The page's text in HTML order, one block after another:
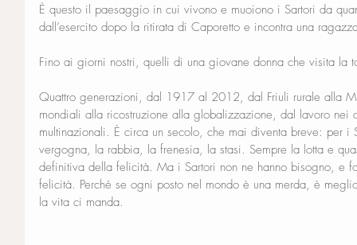
È questo il paesaggio in cui vivono e muoiono i Sartori da
dall’esercito dopo la ritirata di Caporetto e incontra una
Fino ai giorni nostri, quelli di una giovane donna che visita la
Quattro generazioni, dal 1917 al 2012, dal Friuli rurale alla
mondiali alla ricostruzione alla globalizzazione, dal lavoro
multinazionali. È circa un secolo, che mai diventa breve: per
vergogna, la rabbia, la frenesia, la stasi. Sempre la lotta e
definitiva della felicità. Ma i Sartori non ne hanno bisogno, e
felicità. Perché se ogni posto nel mondo è una merda, è
la vita ci manda.